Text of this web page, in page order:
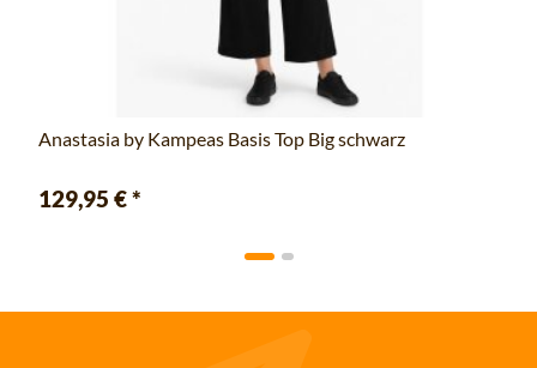
Anastasia by Kampeas Basis Top Big schwarz
129,95 €*